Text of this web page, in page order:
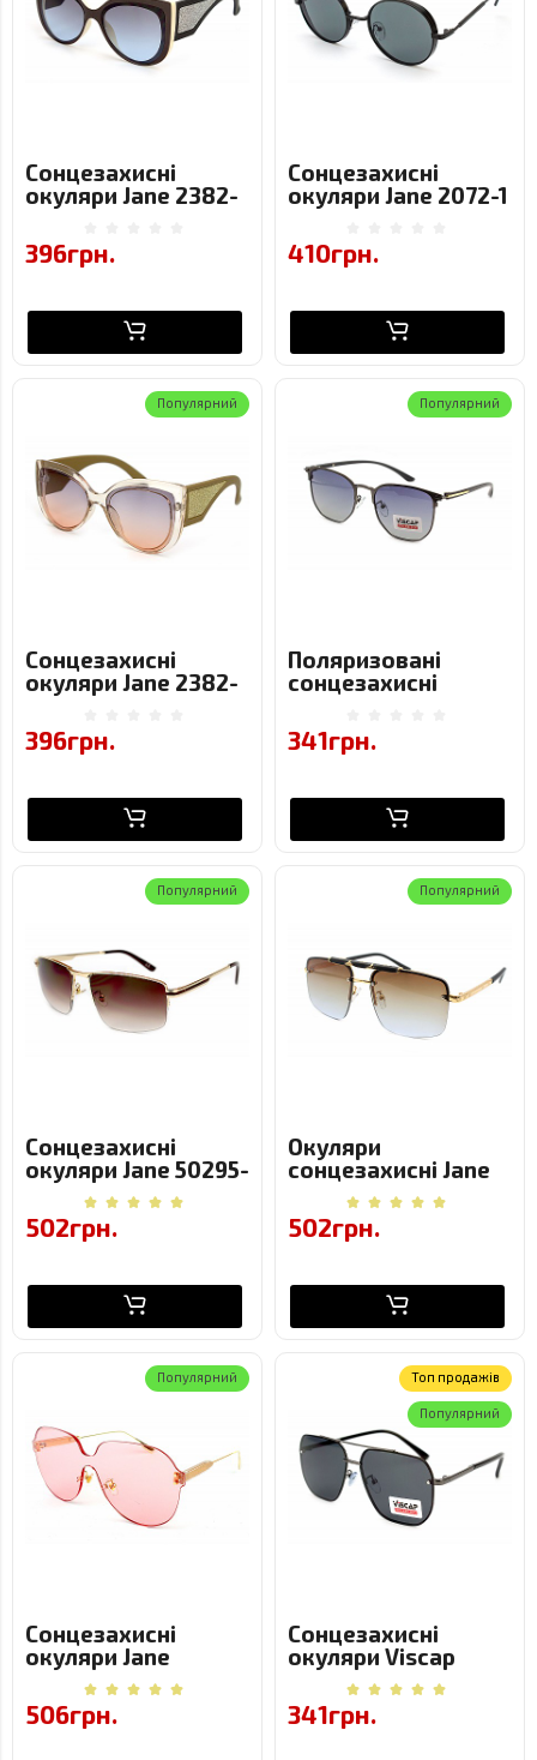
Сонцезахисні
окуляри Jane 2382-
396грн.
Сонцезахисні
окуляри Jane 2072-1
410грн.
Популярний
Сонцезахисні
окуляри Jane 2382-
396грн.
Популярний
Поляризовані
сонцезахисні
9194-C7-1
341грн.
Популярний
Сонцезахисні
окуляри Jane 50295-
C2 - металева
оправа,
напівбідкова
502грн.
Популярний
Окуляри
сонцезахисні Jane
2345-C6 Металеві
502грн.
Популярний
Сонцезахисні
окуляри Jane
58090-C8-1 – жіноча
модель з
металевою
506грн.
Toп продажів
Популярний
Сонцезахисні
окуляри Viscap
9221-C3
(поляризовані)
341грн.